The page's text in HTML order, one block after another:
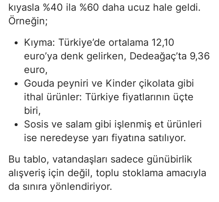
kıyasla %40 ila %60 daha ucuz hale geldi.
Örneğin;
Kıyma: Türkiye’de ortalama 12,10
euro’ya denk gelirken, Dedeağaç’ta 9,36
euro,
Gouda peyniri ve Kinder çikolata gibi
ithal ürünler: Türkiye fiyatlarının üçte
biri,
Sosis ve salam gibi işlenmiş et ürünleri
ise neredeyse yarı fiyatına satılıyor.
Bu tablo, vatandaşları sadece günübirlik
alışveriş için değil, toplu stoklama amacıyla
da sınıra yönlendiriyor.